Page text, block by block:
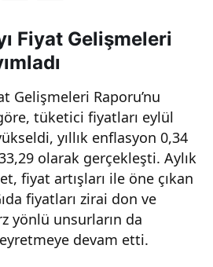
Fiyat Gelişmeleri
Gelişmeleri Raporu’nu
tüketici fiyatları eylül
yıllık enflasyon 0,34
olarak gerçekleşti. Aylık
fiyat artışları ile öne çıkan
fiyatları zirai don ve
yönlü unsurların da
devam etti.